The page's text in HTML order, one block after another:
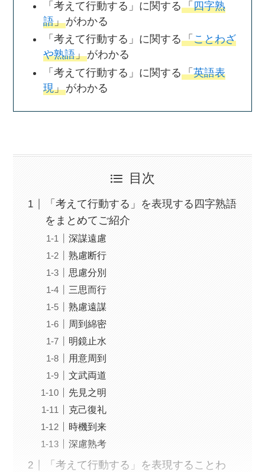
「考えて行動する」に関する「四字熟
語」がわかる
「考えて行動する」に関する「ことわざ
や熟語」がわかる
「考えて行動する」に関する「英語表
現」がわかる
目次
「考えて行動する」を表現する四字熟語
をまとめてご紹介
深謀遠慮
熟慮断行
思慮分別
三思而行
熟慮遠謀
周到綿密
明鏡止水
用意周到
文武両道
先見之明
克己復礼
時機到来
深慮熟考
「考えて行動する」を表現することわ